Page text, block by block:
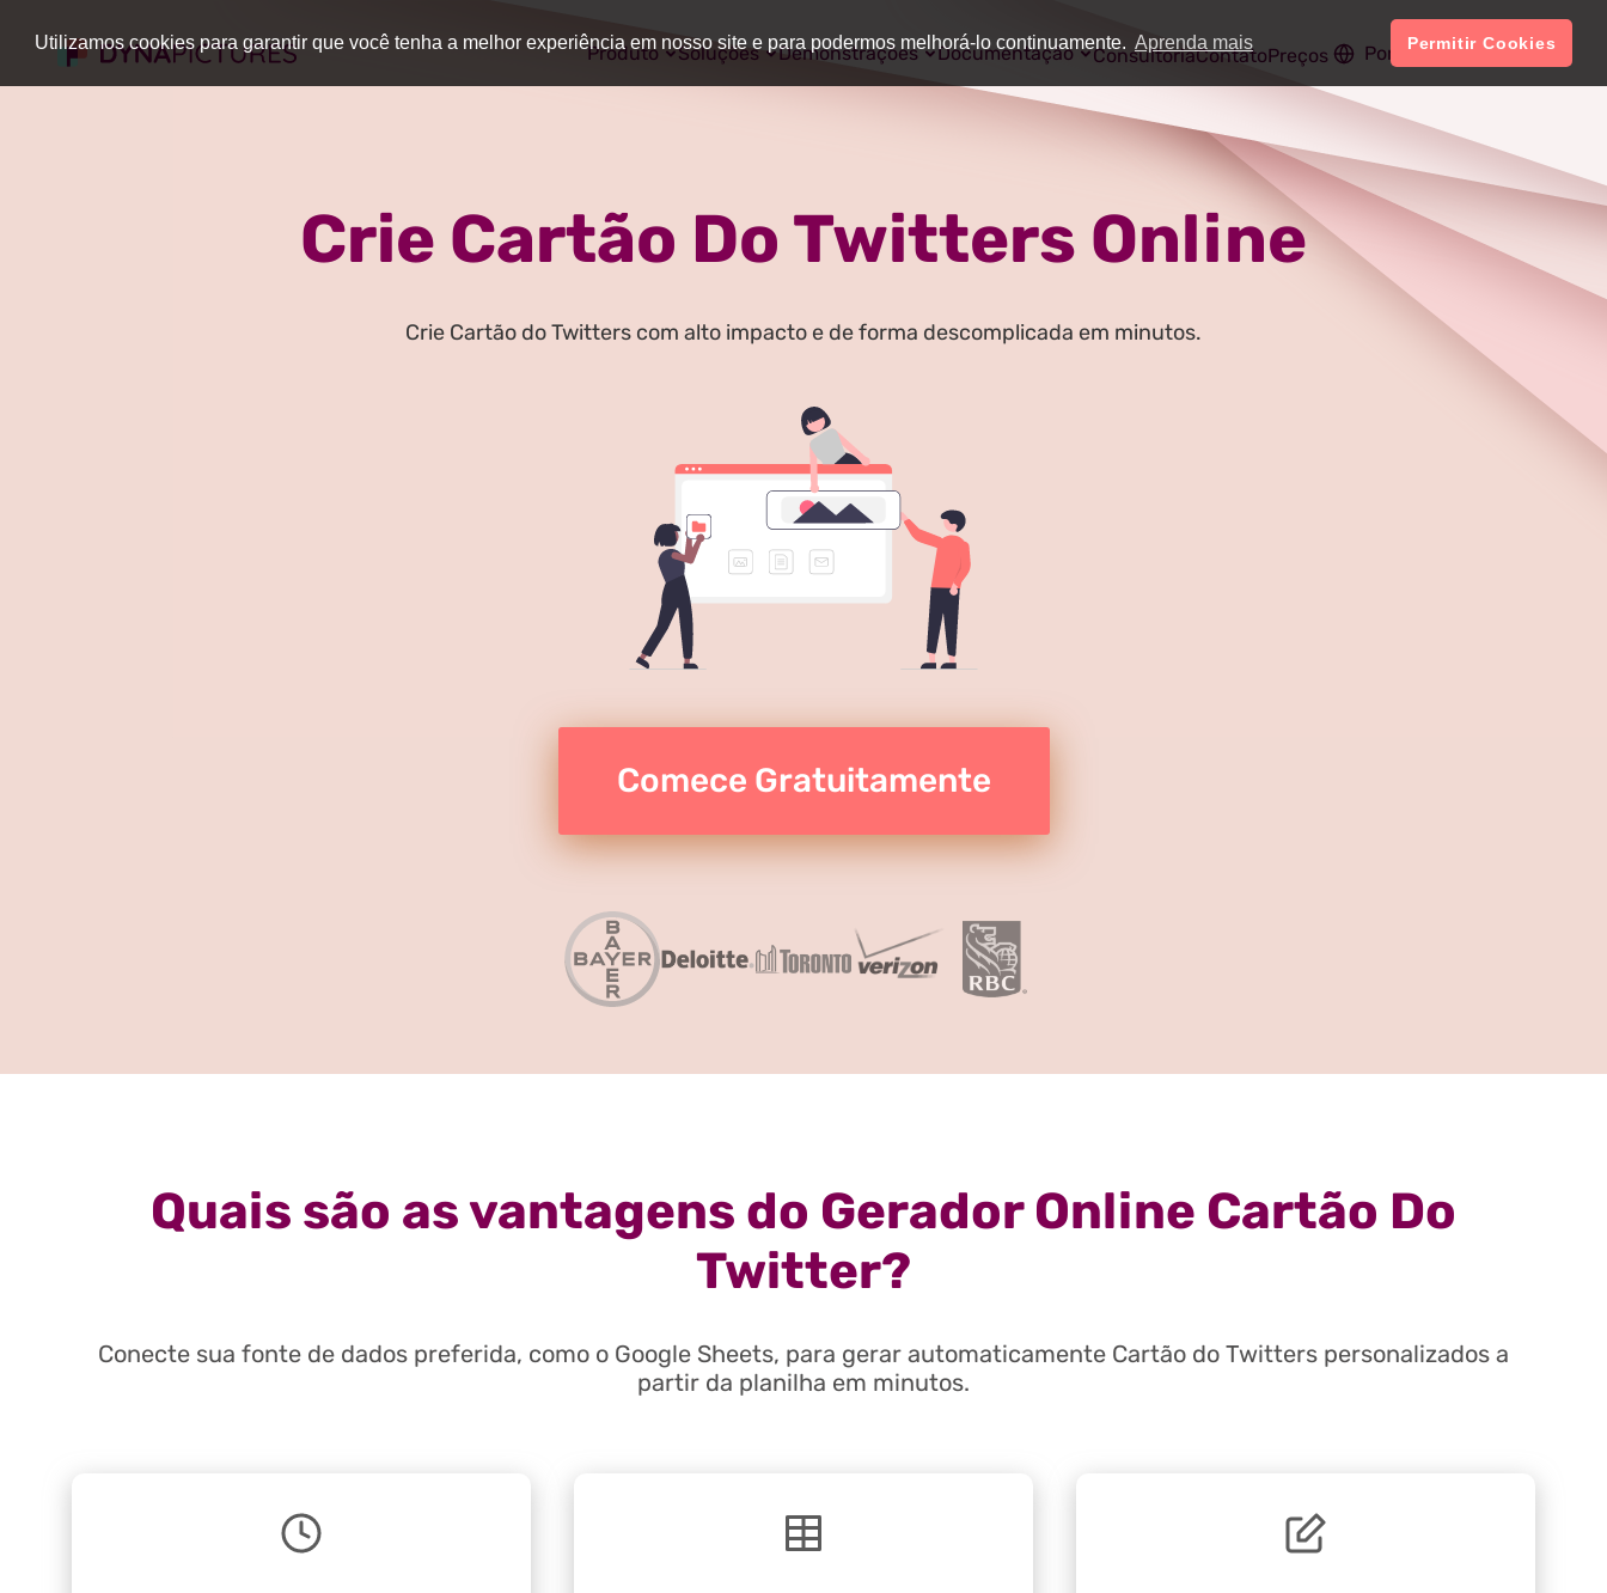
Utilizamos cookies para garantir que você tenha a melhor experiência em nosso site e para podermos melhorá-lo continuamente. Aprenda mais Permitir Cookies
Produto Soluções Demonstrações Documentação ConsultoriaContatoPreços Português Conta
Crie Cartão Do Twitters Online
Crie Cartão do Twitters com alto impacto e de forma descomplicada em minutos.
Comece Gratuitamente
Quais são as vantagens do Gerador Online Cartão Do
Twitter?
Conecte sua fonte de dados preferida, como o Google Sheets, para gerar automaticamente Cartão do Twitters personalizados a
partir da planilha em minutos.